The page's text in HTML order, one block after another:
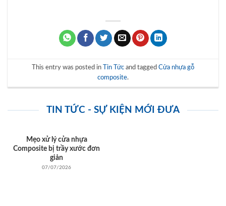
This entry was posted in Tin Tức and tagged Cửa nhựa gỗ
composite.
TIN TỨC - SỰ KIỆN MỚI ĐƯA
Mẹo xử lý cửa nhựa
Composite bị trầy xước đơn
giản
07/07/2026